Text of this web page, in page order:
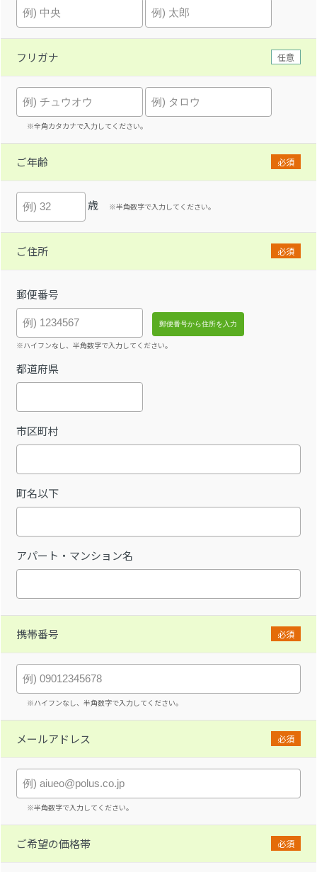
フリガナ 任意
※全角カタカナで入力してください。
ご年齢 必須
歳 ※半角数字で入力してください。
ご住所 必須
郵便番号
※ハイフンなし、半角数字で入力してください。
都道府県
市区町村
町名以下
アパート・マンション名
携帯番号 必須
※ハイフンなし、半角数字で入力してください。
メールアドレス 必須
※半角数字で入力してください。
ご希望の価格帯 必須